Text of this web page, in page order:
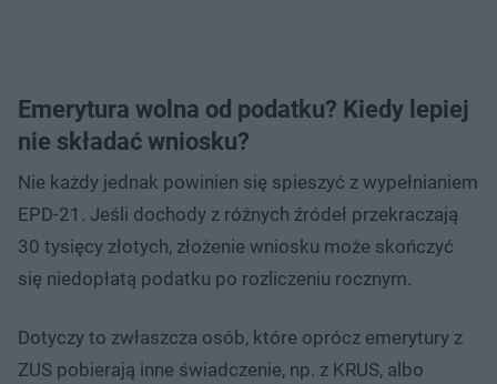
Emerytura wolna od podatku? Kiedy lepiej
nie składać wniosku?
Nie każdy jednak powinien się spieszyć z wypełnianiem
EPD-21. Jeśli dochody z różnych źródeł przekraczają
30 tysięcy złotych, złożenie wniosku może skończyć
się niedopłatą podatku po rozliczeniu rocznym.
Dotyczy to zwłaszcza osób, które oprócz emerytury z
ZUS pobierają inne świadczenie, np. z KRUS, albo